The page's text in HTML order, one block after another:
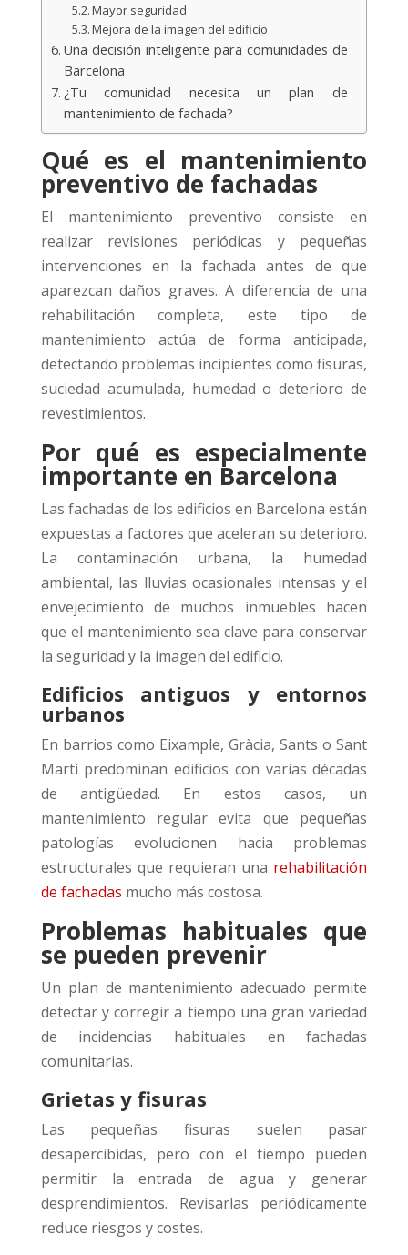
Mayor seguridad
Mejora de la imagen del edificio
Una decisión inteligente para comunidades de
Barcelona
¿Tu comunidad necesita un plan de
mantenimiento de fachada?
Qué es el mantenimiento
preventivo de fachadas
El mantenimiento preventivo consiste en
realizar revisiones periódicas y pequeñas
intervenciones en la fachada antes de que
aparezcan daños graves. A diferencia de una
rehabilitación completa, este tipo de
mantenimiento actúa de forma anticipada,
detectando problemas incipientes como fisuras,
suciedad acumulada, humedad o deterioro de
revestimientos.
Por qué es especialmente
importante en Barcelona
Las fachadas de los edificios en Barcelona están
expuestas a factores que aceleran su deterioro.
La contaminación urbana, la humedad
ambiental, las lluvias ocasionales intensas y el
envejecimiento de muchos inmuebles hacen
que el mantenimiento sea clave para conservar
la seguridad y la imagen del edificio.
Edificios antiguos y entornos
urbanos
En barrios como Eixample, Gràcia, Sants o Sant
Martí predominan edificios con varias décadas
de antigüedad. En estos casos, un
mantenimiento regular evita que pequeñas
patologías evolucionen hacia problemas
estructurales que requieran una rehabilitación
de fachadas mucho más costosa.
Problemas habituales que
se pueden prevenir
Un plan de mantenimiento adecuado permite
detectar y corregir a tiempo una gran variedad
de incidencias habituales en fachadas
comunitarias.
Grietas y fisuras
Las pequeñas fisuras suelen pasar
desapercibidas, pero con el tiempo pueden
permitir la entrada de agua y generar
desprendimientos. Revisarlas periódicamente
reduce riesgos y costes.